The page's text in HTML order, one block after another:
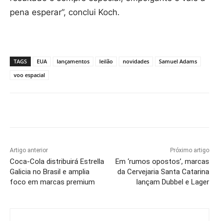
pena esperar”, conclui Koch.
TAGS EUA lançamentos leilão novidades
Samuel Adams
voo espacial
Artigo anterior
Coca-Cola distribuirá Estrella
Galicia no Brasil e amplia
foco em marcas premium
Próximo artigo
Em ‘rumos opostos’, marcas
da Cervejaria Santa Catarina
lançam Dubbel e Lager